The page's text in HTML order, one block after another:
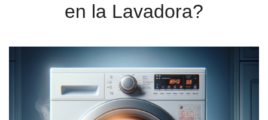
en la Lavadora?